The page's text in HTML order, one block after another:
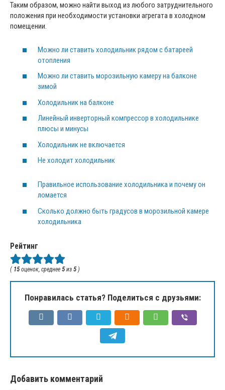
Таким образом, можно найти выход из любого затруднительного
положения при необходимости установки агрегата в холодном
помещении.
Можно ли ставить холодильник рядом с батареей
отопления
Можно ли ставить морозильную камеру на балконе
зимой
Холодильник на балконе
Линейный инверторный компрессор в холодильнике
плюсы и минусы
Холодильник не включается
Не холодит холодильник
Правильное использование холодильника и почему он
ломается
Сколько должно быть градусов в морозильной камере
холодильника
Рейтинг
( 15оценок, среднее 5из 5)
Понравилась статья? Поделиться с друзьями:
Добавить комментарий